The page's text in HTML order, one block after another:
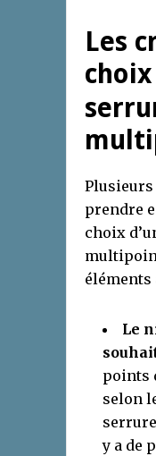
Les
choix
prendre
choix
éléments
Le
points
selon
y a de